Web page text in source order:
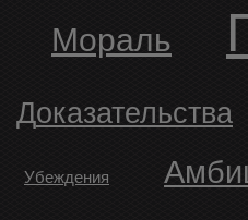
Мораль
доказательства
Убеждения